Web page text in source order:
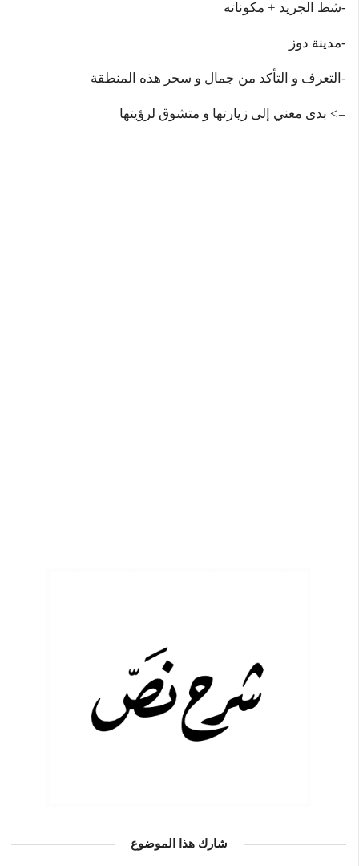
-شط الجريد + مكوناته
-مدينة دوز
-التعرف و التأكد من جمال و سحر هذه المنطقة
=> بدى معني إلى زيارتها و متشوق لرؤيتها
شارك هذا الموضوع